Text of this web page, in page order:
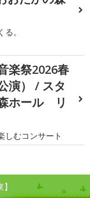
。
楽祭2026春
演） / スタ
ホール リ
しむコンサート